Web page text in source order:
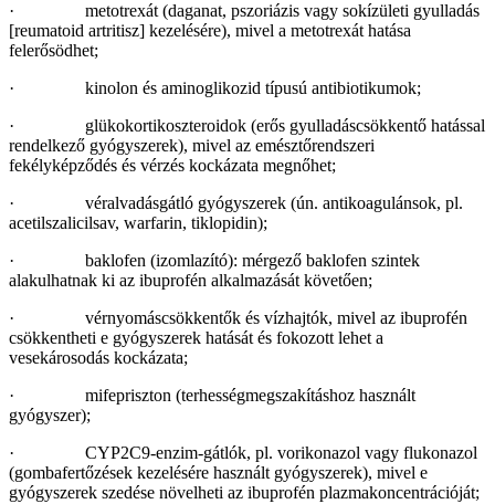
· metotrexát (daganat, pszoriázis vagy sokízületi gyulladás
[reumatoid artritisz] kezelésére), mivel a metotrexát hatása
felerősödhet;
· kinolon és aminoglikozid típusú antibiotikumok;
· glükokortikoszteroidok (erős gyulladáscsökkentő hatással
rendelkező gyógyszerek), mivel az emésztőrendszeri
fekélyképződés és vérzés kockázata megnőhet;
· véralvadásgátló gyógyszerek (ún. antikoagulánsok, pl.
acetilszalicilsav, warfarin, tiklopidin);
· baklofen (izomlazító): mérgező baklofen szintek
alakulhatnak ki az ibuprofén alkalmazását követően;
· vérnyomáscsökkentők és vízhajtók, mivel az ibuprofén
csökkentheti e gyógyszerek hatását és fokozott lehet a
vesekárosodás kockázata;
· mifepriszton (terhességmegszakításhoz használt
gyógyszer);
· CYP2C9-enzim-gátlók, pl. vorikonazol vagy flukonazol
(gombafertőzések kezelésére használt gyógyszerek), mivel e
gyógyszerek szedése növelheti az ibuprofén plazmakoncentrációját;